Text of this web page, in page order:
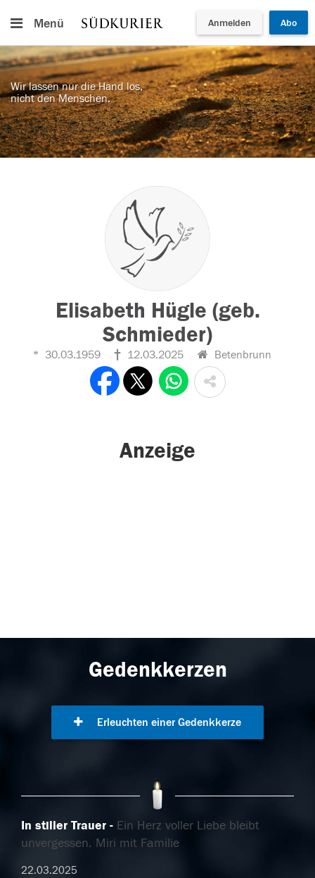
Menü Anmelden Abo
Wir lassen nur die Hand los,
nicht den Menschen.
Elisabeth Hügle (geb.
Schmieder)
30.03.1959 12.03.2025 Betenbrunn
Anzeige
Gedenkkerzen
Erleuchten einer Gedenkkerze
In stiller Trauer
Ein Herz voller Liebe bleibt
unvergessen. Miri mit Familie
22.03.2025